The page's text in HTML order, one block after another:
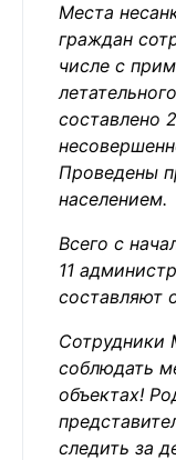
Места
граждан
числе с
составлено
Проведены
населением.
Всего с
11
составляют
Сотрудники
соблюдать
объектах!
следить за